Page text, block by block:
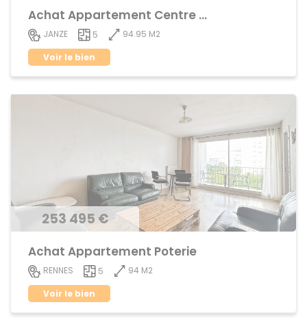
Achat Appartement Centre ville
JANZE 5
94.95 M2
Voir le bien
253 495 €
Achat Appartement Poterie
RENNES 5
94 M2
Voir le bien